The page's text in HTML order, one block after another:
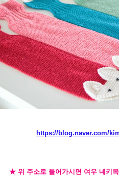
https://blog.naver.com/
★ 위 주소로 들어가시면 여우 네키